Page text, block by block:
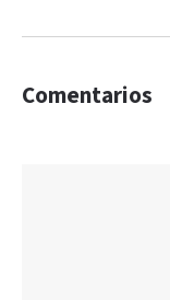
Comentarios